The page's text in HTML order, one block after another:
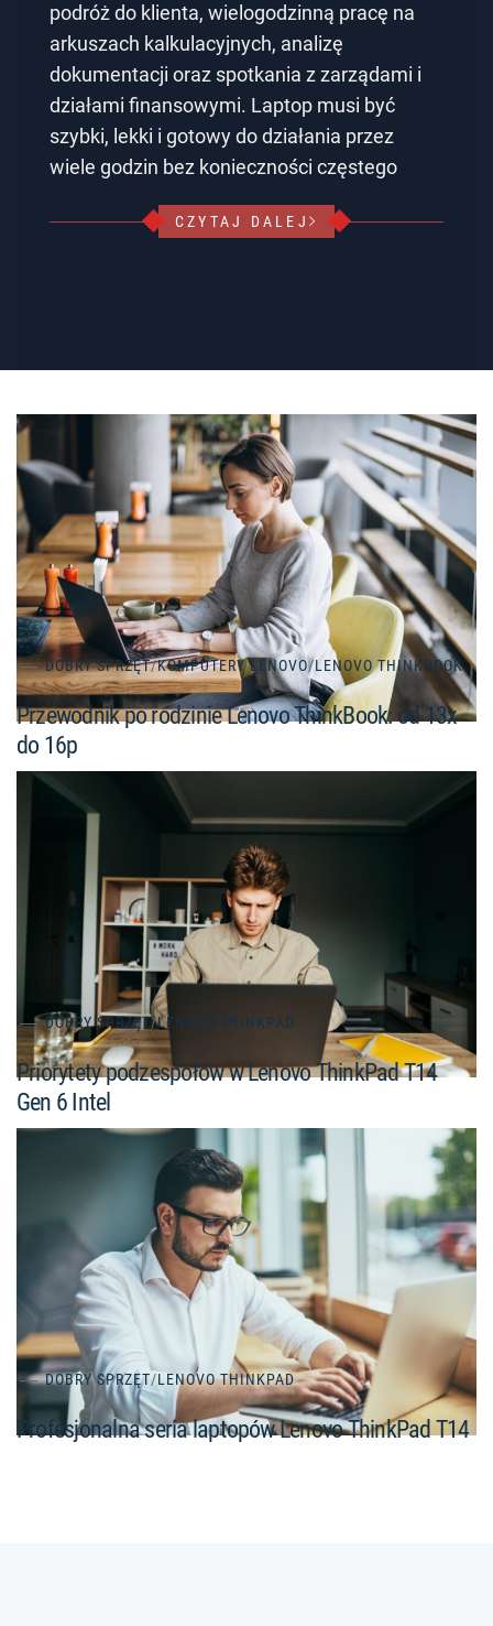
podróż do klienta, wielogodzinną pracę na
arkuszach kalkulacyjnych, analizę
dokumentacji oraz spotkania z zarządami i
działami finansowymi. Laptop musi być
szybki, lekki i gotowy do działania przez
wiele godzin bez konieczności częstego
CZYTAJ DALEJ
DOBRY SPRZĘT/KOMPUTERY LENOVO/LENOVO THINKBOOK
Przewodnik po rodzinie Lenovo ThinkBook: od 13x
do 16p
DOBRY SPRZĘT/LENOVO THINKPAD
Priorytety podzespołów w Lenovo ThinkPad T14
Gen 6 Intel
DOBRY SPRZĘT/LENOVO THINKPAD
Profesjonalna seria laptopów Lenovo ThinkPad T14